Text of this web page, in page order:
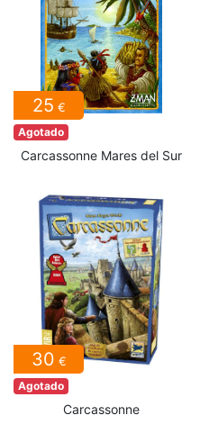
25 €
Agotado
Carcassonne Mares del Sur
30 €
Agotado
Carcassonne